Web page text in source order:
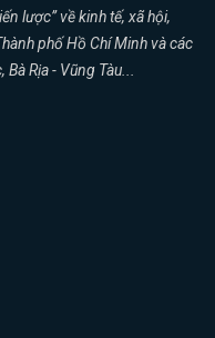
lược” về kinh tế, xã hội,
phố Hồ Chí Minh và các
Rịa - Vũng Tàu...